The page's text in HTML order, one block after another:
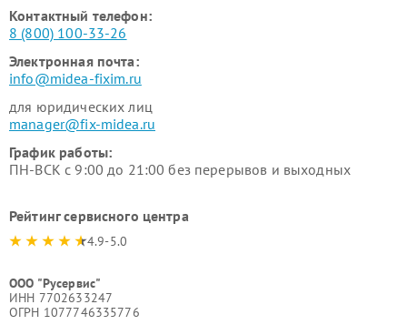
Контактный телефон:
8 (800) 100-33-26
Электронная почта:
info@midea-fixim.ru
для юридических лиц
manager@fix-midea.ru
График работы:
ПН-ВСК с 9:00 до 21:00 без перерывов и выходных
Рейтинг сервисного центра
4.9-5.0
ООО "Русервис"
ИНН 7702633247
ОГРН 1077746335776